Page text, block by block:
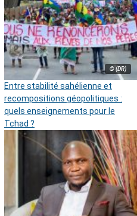
© (DR)
Entre stabilité sahélienne et
recompositions géopolitiques :
quels enseignements pour le
Tchad ?